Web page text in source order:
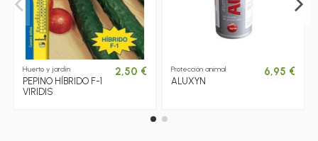
Huerto y jardín
PEPINO HÍBRIDO F-1
VIRIDIS
2,50 € Protección animal
ALUXYN
6,95 €